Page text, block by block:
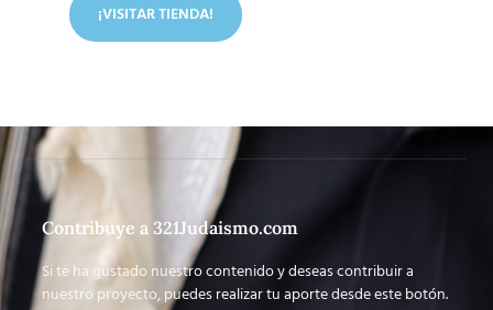
¡VISITAR TIENDA!
Contribuye a 321Judaismo.com
Si te ha gustado nuestro contenido y deseas contribuir a
nuestro proyecto, puedes realizar tu aporte desde este botón.